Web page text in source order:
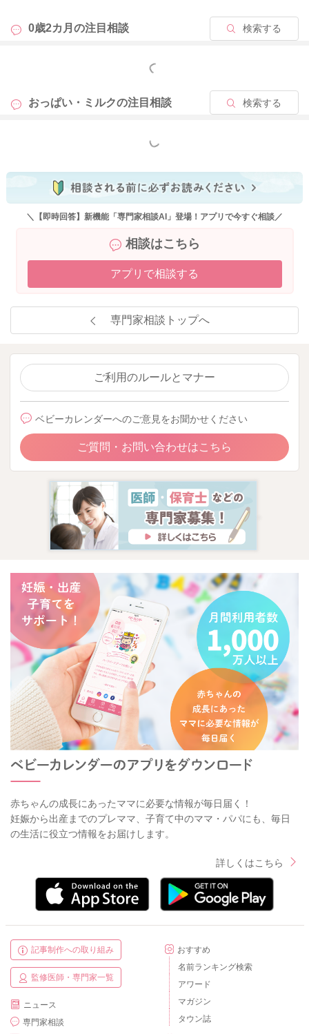
0歳2カ月の注目相談 検索する
もっと見る
おっぱい・ミルクの注目相談 検索する
もっと見る
＼【即時回答】新機能「専門家相談AI」登場！アプリで今すぐ相談／
相談はこちら
アプリで相談する
専門家相談トップへ
ご利用のルールとマナー
ベビーカレンダーへのご意見をお聞かせください
ご質問・お問い合わせはこちら
赤ちゃんの成長にあったママに必要な情報が毎日届く！
妊娠から出産までのプレママ、子育て中のママ・パパにも、毎日
の生活に役立つ情報をお届けします。
詳しくはこちら
記事制作への取り組み
監修医師・専門家一覧
ニュース
専門家相談
おすすめ
名前ランキング検索
アワード
マガジン
タウン誌